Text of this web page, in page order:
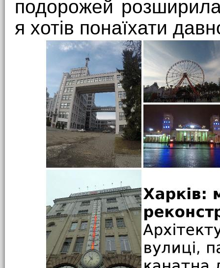
подорожей
я хотів понаїхати